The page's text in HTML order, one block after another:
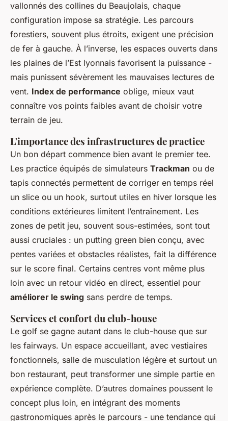
vallonnés des collines du Beaujolais, chaque
configuration impose sa stratégie. Les parcours
forestiers, souvent plus étroits, exigent une précision
de fer à gauche. À l’inverse, les espaces ouverts dans
les plaines de l’Est lyonnais favorisent la puissance -
mais punissent sévèrement les mauvaises lectures de
vent. Index de performance oblige, mieux vaut
connaître vos points faibles avant de choisir votre
terrain de jeu.
L'importance des infrastructures de practice
Un bon départ commence bien avant le premier tee.
Les practice équipés de simulateurs Trackman ou de
tapis connectés permettent de corriger en temps réel
un slice ou un hook, surtout utiles en hiver lorsque les
conditions extérieures limitent l’entraînement. Les
zones de petit jeu, souvent sous-estimées, sont tout
aussi cruciales : un putting green bien conçu, avec
pentes variées et obstacles réalistes, fait la différence
sur le score final. Certains centres vont même plus
loin avec un retour vidéo en direct, essentiel pour
améliorer le swing sans perdre de temps.
Services et confort du club-house
Le golf se gagne autant dans le club-house que sur
les fairways. Un espace accueillant, avec vestiaires
fonctionnels, salle de musculation légère et surtout un
bon restaurant, peut transformer une simple partie en
expérience complète. D’autres domaines poussent le
concept plus loin, en intégrant des moments
gastronomiques après le parcours - une tendance qui